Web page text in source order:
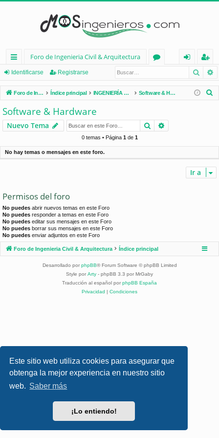
Este sitio web utiliza cookies para asegurar que
obtenga la mejor experiencia en nuestro sitio
web. Saber más
¡Lo entiendo!
nl
ac
es
rá
pi
d
Foro de Ingenieria Civil & Arquitectura
os
nt
ifi
e
eg
ist
ra
Identificarse Registrarse
Foro de Ingenieria Civil & Arquitectura Índice principal INGENIERÍA CIVIL (España) Software & Hardware
r
Software & Hardware
Nuevo Tema Buscar
0 temas • Página 1de 1
No hay temas o mensajes en este foro.
Ir a
Permisos del foro
No puedes abrir nuevos temas en este Foro
No puedes responder a temas en este Foro
No puedes editar sus mensajes en este Foro
No puedes borrar sus mensajes en este Foro
No puedes enviar adjuntos en este Foro
Foro de Ingenieria Civil & Arquitectura Índice principal
Desarrollado por phpBB® Forum Software © phpBB Limited
Style por Arty - phpBB 3.3 por MrGaby
Traducción al español por phpBB España
Privacidad | Condiciones